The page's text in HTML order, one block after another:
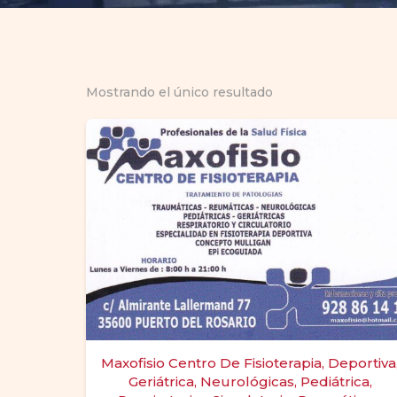
Mostrando el único resultado
Maxofisio Centro De Fisioterapia,
Geriátrica, Neurológicas, Pediátrica,